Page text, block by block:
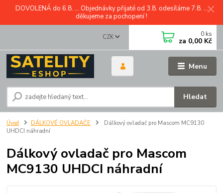
DOVOLENÁ do 6.8. ... Objednávky přijaté od 3.8. odesíláme 7.8. ...
děkujeme za pochopení !
Menu
CZK
Hledat
0 ks
za 0,00 Kč
Úvod DÁLKOVÉ OVLADAČE
Dálkový ovladač pro Mascom MC9130
UHDCI náhradní
Dálkový ovladač pro Mascom
MC9130 UHDCI náhradní